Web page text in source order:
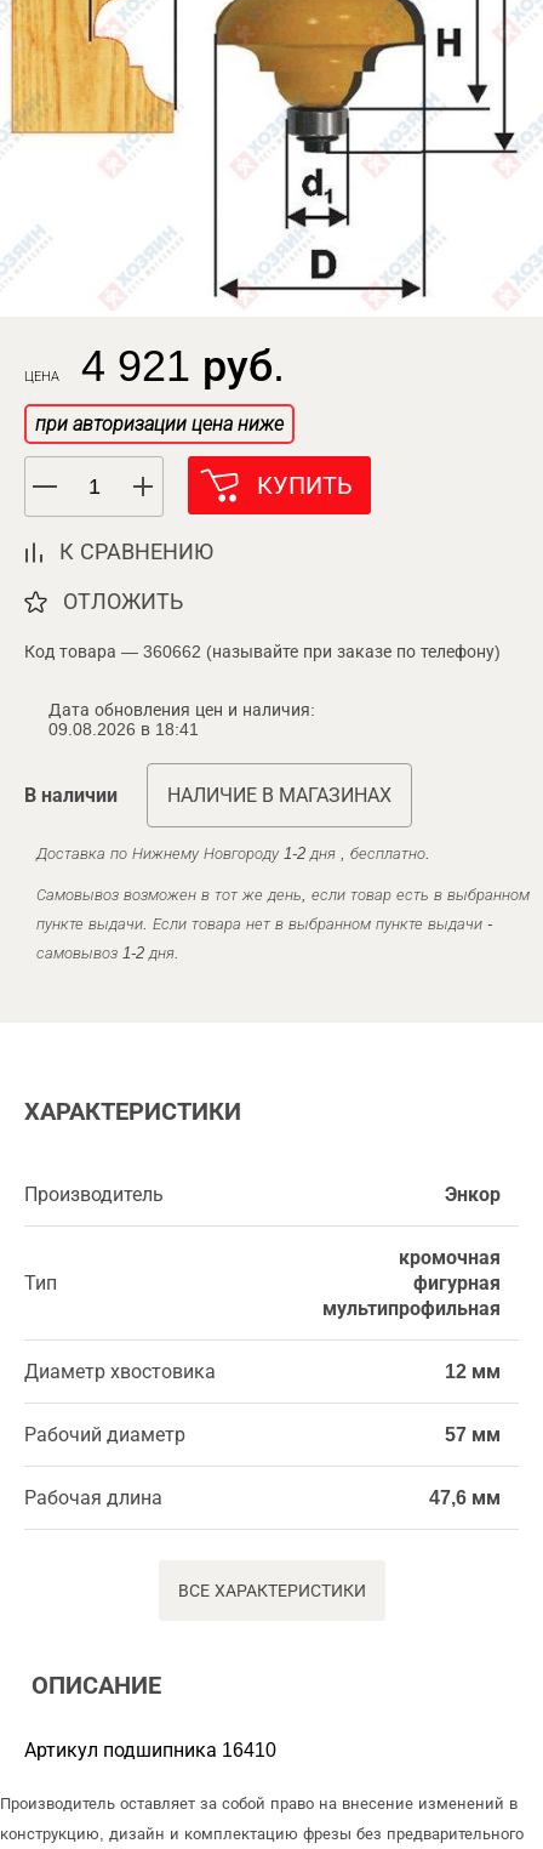
ЦЕНА 4 921 руб.
при авторизации цена ниже
КУПИТЬ
К СРАВНЕНИЮ
ОТЛОЖИТЬ
Код товара — 360662 (называйте при заказе по телефону)
Дата обновления цен и наличия:
09.08.2026 в 18:41
В наличии НАЛИЧИЕ В МАГАЗИНАХ
Доставка по Нижнему Новгороду 1-2 дня , бесплатно.
Самовывоз возможен в тот же день, если товар есть в выбранном
пункте выдачи. Если товара нет в выбранном пункте выдачи -
самовывоз 1-2 дня.
ХАРАКТЕРИСТИКИ
Производитель Энкор
Тип
кромочная
фигурная
мультипрофильная
Диаметр хвостовика 12 мм
Рабочий диаметр 57 мм
Рабочая длина 47,6 мм
ВСЕ ХАРАКТЕРИСТИКИ
ОПИСАНИЕ
Артикул подшипника 16410
Производитель оставляет за собой право на внесение изменений в
конструкцию, дизайн и комплектацию фрезы без предварительного